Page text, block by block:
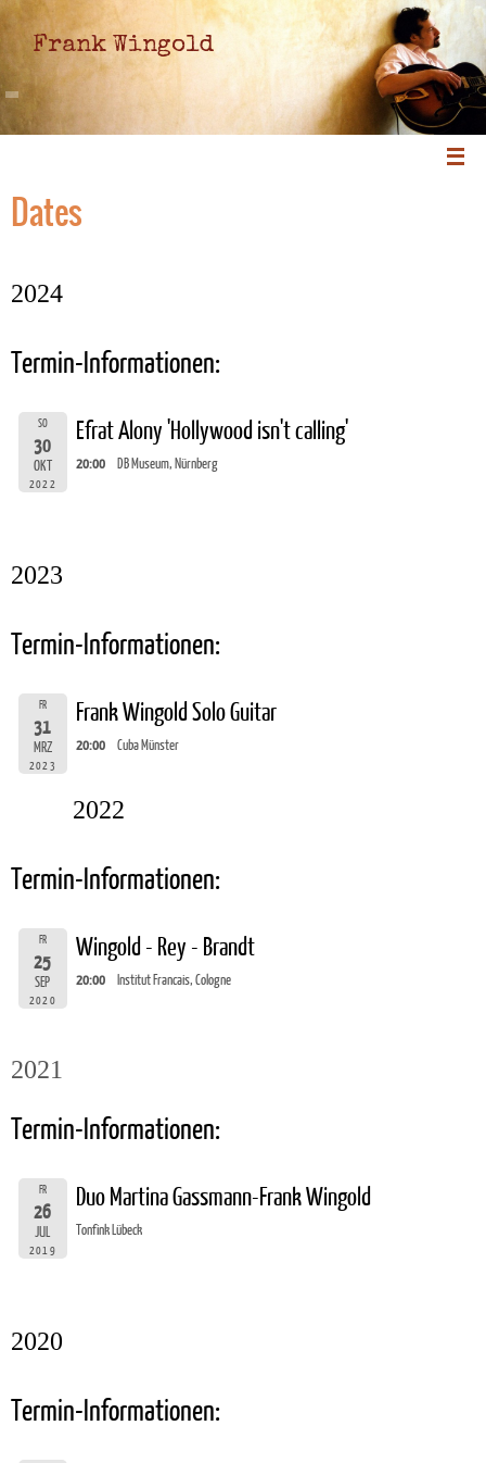
Frank Wingold
Dates
2024
Termin-Informationen:
SO
30
OKT
2022
Efrat Alony 'Hollywood isn't calling'
20:00 DB Museum, Nürnberg
2023
Termin-Informationen:
FR
31
MRZ
2023
Frank Wingold Solo Guitar
20:00 Cuba Münster
2022
Termin-Informationen:
FR
25
SEP
2020
Wingold - Rey - Brandt
20:00 Institut Francais, Cologne
2021
Termin-Informationen:
FR
26
JUL
2019
Duo Martina Gassmann-Frank Wingold
Tonfink Lübeck
2020
Termin-Informationen: